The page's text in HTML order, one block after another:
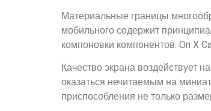
Материальные границы
мобильного содержит
компоновки компонентов. On X
Качество экрана воздействует
оказаться нечитаемым на
приспособления не только